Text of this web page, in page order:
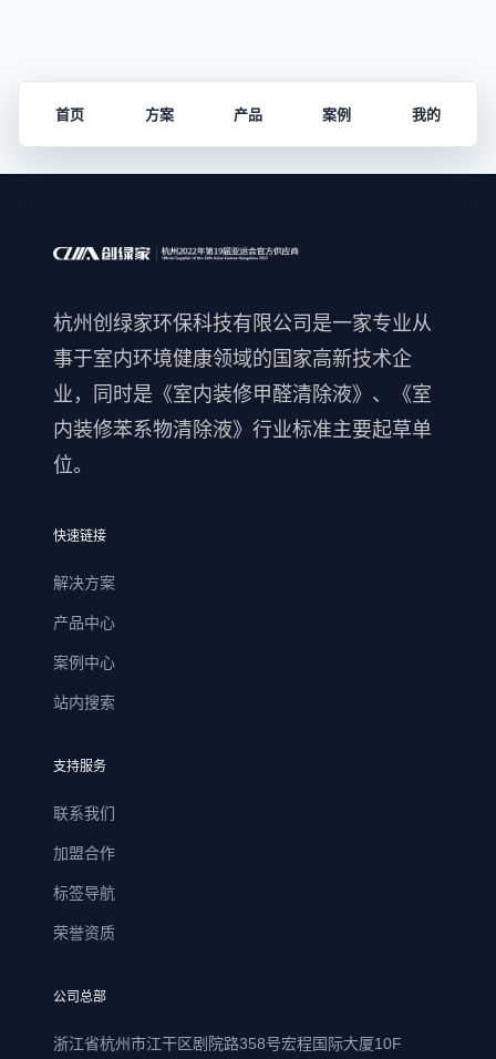
首页 方案 产品 案例 我的
杭州创绿家环保科技有限公司是一家专业从
事于室内环境健康领域的国家高新技术企
业，同时是《室内装修甲醛清除液》、《室
内装修苯系物清除液》行业标准主要起草单
位。
快速链接
解决方案
产品中心
案例中心
站内搜索
支持服务
联系我们
加盟合作
标签导航
荣誉资质
公司总部
浙江省杭州市江干区剧院路358号宏程国际大厦10F